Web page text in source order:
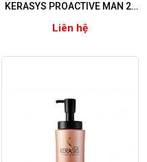
KERASYS PROACTIVE MAN 2-
Liên hệ